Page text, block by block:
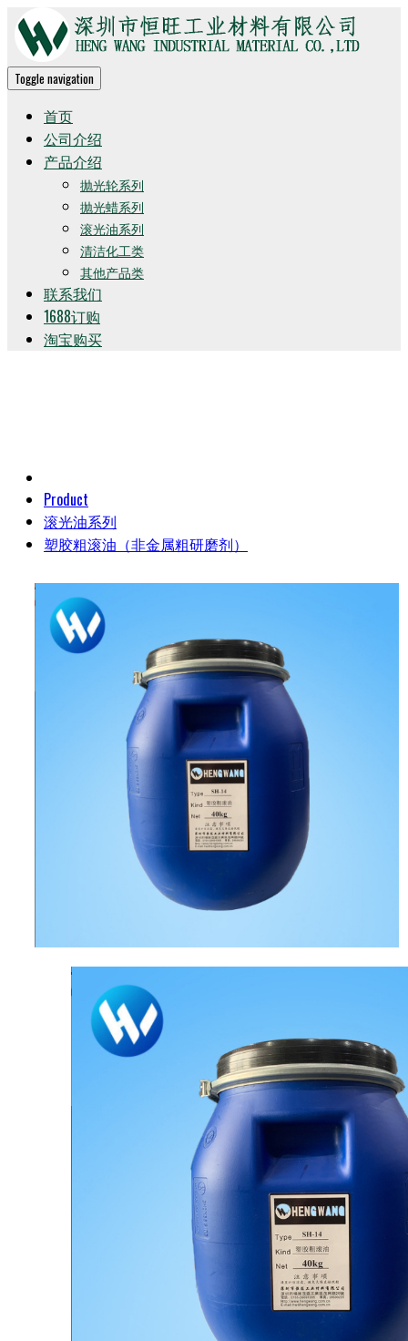
Toggle navigation
首页
公司介绍
产品介绍
抛光轮系列
抛光蜡系列
滚光油系列
清洁化工类
其他产品类
联系我们
1688订购
淘宝购买
Product
滚光油系列
塑胶粗滚油（非金属粗研磨剂）